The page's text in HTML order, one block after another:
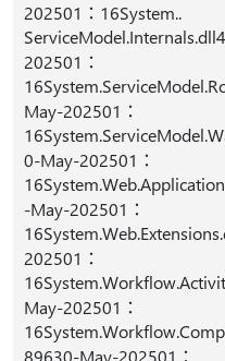
202501：16System..
202501：
May-202501：
0-May-202501：
-May-202501：
202501：
May-202501：
89630-May-202501：